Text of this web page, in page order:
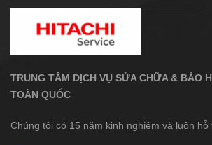
TRUNG TÂM DỊCH VỤ SỬA CHỮA & BẢO
TOÀN QUỐC
Chúng tôi có 15 năm kinh nghiệm và luôn hỗ